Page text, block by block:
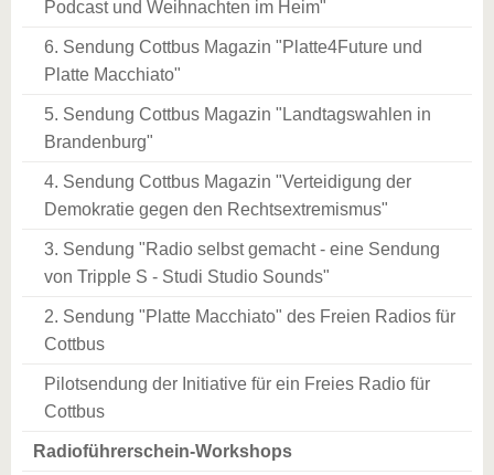
Podcast und Weihnachten im Heim"
6. Sendung Cottbus Magazin "Platte4Future und
Platte Macchiato"
5. Sendung Cottbus Magazin "Landtagswahlen in
Brandenburg"
4. Sendung Cottbus Magazin "Verteidigung der
Demokratie gegen den Rechtsextremismus"
3. Sendung "Radio selbst gemacht - eine Sendung
von Tripple S - Studi Studio Sounds"
2. Sendung "Platte Macchiato" des Freien Radios für
Cottbus
Pilotsendung der Initiative für ein Freies Radio für
Cottbus
Radioführerschein-Workshops